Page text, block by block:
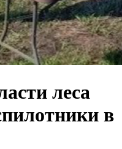
леса
в